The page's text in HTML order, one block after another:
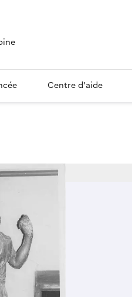
Centre d'aide